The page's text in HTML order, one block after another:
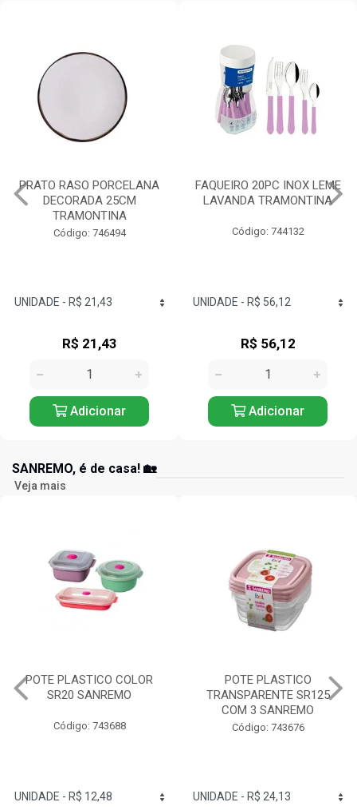
PRATO RASO PORCELANA
DECORADA 25CM
TRAMONTINA
Código: 746494
R$ 21,43
Adicionar
FAQUEIRO 20PC INOX LEME
LAVANDA TRAMONTINA
Código: 744132
R$ 56,12
Adicionar
SANREMO, é de casa! 🏡
Veja mais
POTE PLASTICO COLOR
SR20 SANREMO
Código: 743688
POTE PLASTICO
TRANSPARENTE SR125
COM 3 SANREMO
Código: 743676